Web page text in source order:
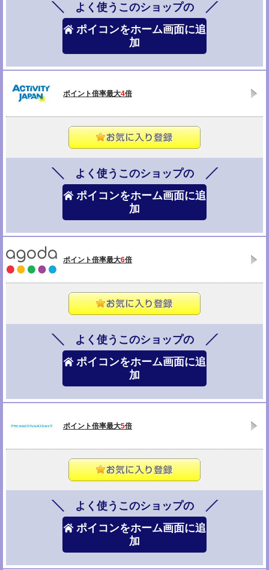
よく使うこのショップの
ポイコンをホーム画面に追
加
ポイント倍率最大4倍
よく使うこのショップの
ポイコンをホーム画面に追
加
ポイント倍率最大6倍
よく使うこのショップの
ポイコンをホーム画面に追
加
ポイント倍率最大5倍
よく使うこのショップの
ポイコンをホーム画面に追
加